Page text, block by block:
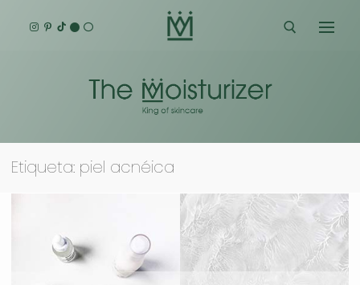
Buscar:
Etiqueta: piel acnéica